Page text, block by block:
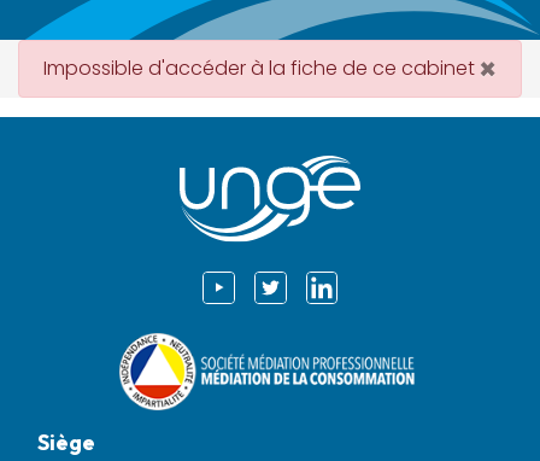
×
Impossible d'accéder à la fiche de ce cabinet
Siège